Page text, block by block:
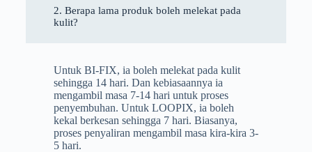
2. Berapa lama produk boleh melekat pada
kulit?
Untuk BI-FIX, ia boleh melekat pada kulit
sehingga 14 hari. Dan kebiasaannya ia
mengambil masa 7-14 hari untuk proses
penyembuhan. Untuk LOOPIX, ia boleh
kekal berkesan sehingga 7 hari. Biasanya,
proses penyaliran mengambil masa kira-kira 3-
5 hari.